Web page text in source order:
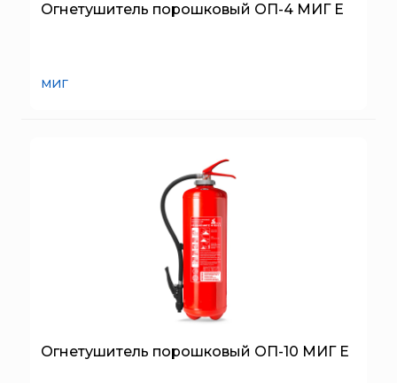
Огнетушитель порошковый ОП-4 МИГ Е
МИГ
Огнетушитель порошковый ОП-10 МИГ Е